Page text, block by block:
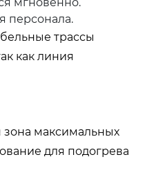
персонала.
трассы
как линия
зона максимальных
для подогрева